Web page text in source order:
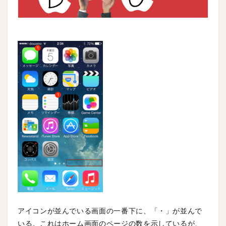
アイコンが並んでいる画面の一番下に、「・」が並んで
いる。これはホーム画面のページの数を示しているが、